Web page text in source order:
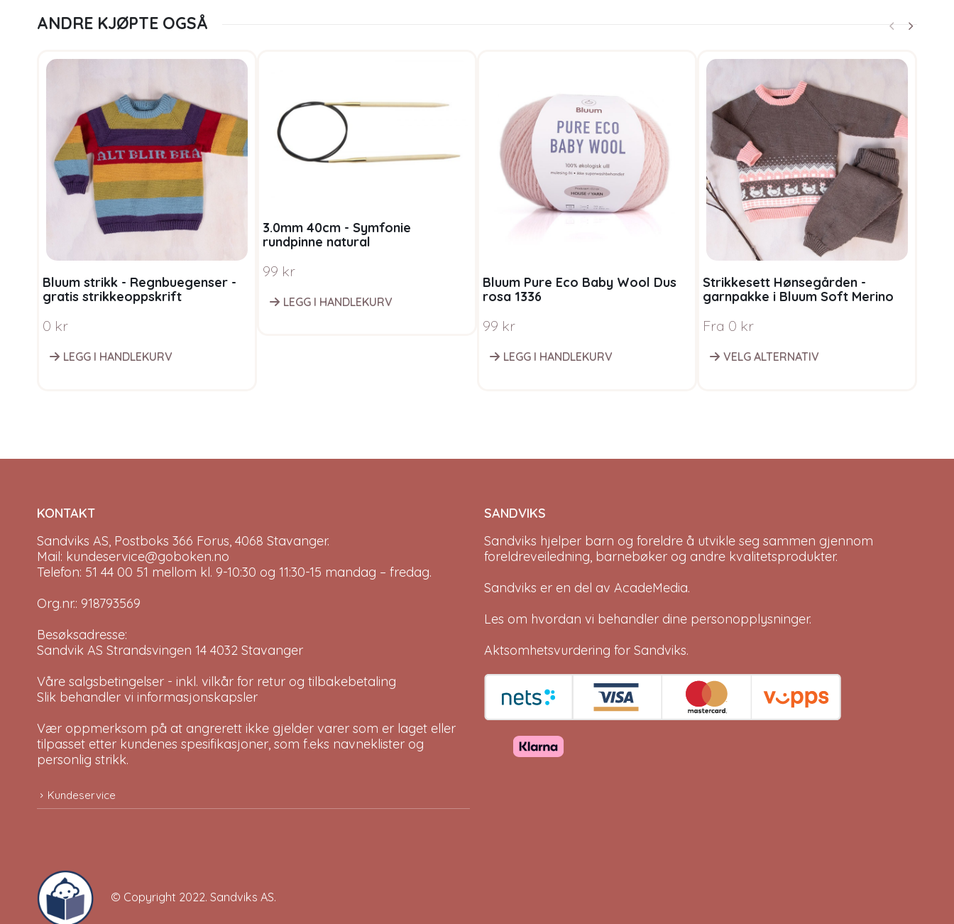
ANDRE KJØPTE OGSÅ
Bluum strikk - Regnbuegenser -
gratis strikkeoppskrift
0 kr
LEGG I HANDLEKURV
3.0mm 40cm - Symfonie
rundpinne natural
99 kr
LEGG I HANDLEKURV
Bluum Pure Eco Baby Wool Dus
rosa 1336
99 kr
LEGG I HANDLEKURV
Strikkesett Hønsegården -
garnpakke i Bluum Soft Merino
Fra 0 kr
VELG ALTERNATIV
KONTAKT
Sandviks AS, Postboks 366 Forus, 4068 Stavanger.
Mail: kundeservice@goboken.no
Telefon: 51 44 00 51 mellom kl. 9-10:30 og 11:30-15 mandag – fredag.
Org.nr.: 918793569
Besøksadresse:
Sandvik AS Strandsvingen 14 4032 Stavanger
Våre salgsbetingelser - inkl. vilkår for retur og tilbakebetaling
Slik behandler vi informasjonskapsler
Vær oppmerksom på at angrerett ikke gjelder varer som er laget eller
tilpasset etter kundenes spesifikasjoner, som f.eks navneklister og
personlig strikk.
Kundeservice
SANDVIKS
Sandviks hjelper barn og foreldre å utvikle seg sammen gjennom
foreldreveiledning, barnebøker og andre kvalitetsprodukter.
Sandviks er en del av AcadeMedia.
Les om hvordan vi behandler dine personopplysninger.
Aktsomhetsvurdering for Sandviks.
© Copyright 2022. Sandviks AS.